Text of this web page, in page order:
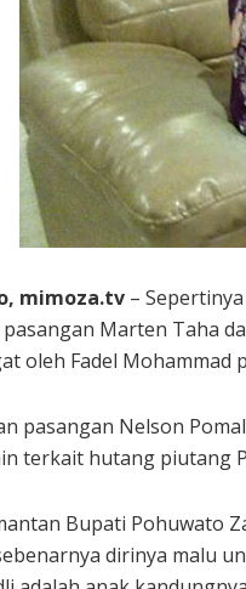
mimoza.tv –
Marten Taha
oleh Fadel Mohammad
pasangan Nelson
terkait hutang piutang
Bupati Pohuwato
dirinya malu